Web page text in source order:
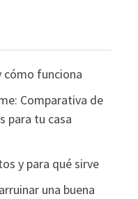
cómo funciona
Comparativa de
para tu casa
y para qué sirve
una buena